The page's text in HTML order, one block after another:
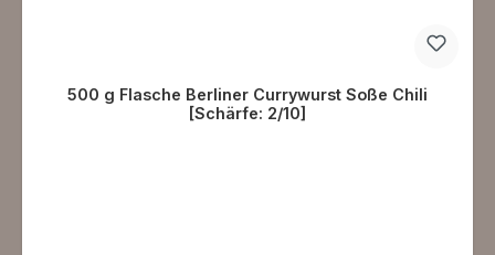
500 g Flasche Berliner Currywurst Soße Chili
[Schärfe: 2/10]